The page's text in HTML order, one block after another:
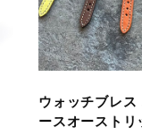
ウォッチブレ
ースオーストリ